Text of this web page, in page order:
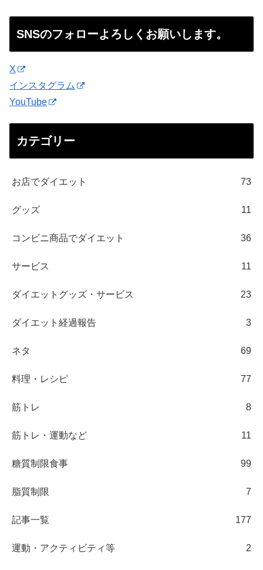
SNSのフォローよろしくお願いします。
X
インスタグラム
YouTube
カテゴリー
お店でダイエット 73
グッズ 11
コンビニ商品でダイエット 36
サービス 11
ダイエットグッズ・サービス 23
ダイエット経過報告 3
ネタ 69
料理・レシピ 77
筋トレ 8
筋トレ・運動など 11
糖質制限食事 99
脂質制限 7
記事一覧 177
運動・アクティビティ等 2